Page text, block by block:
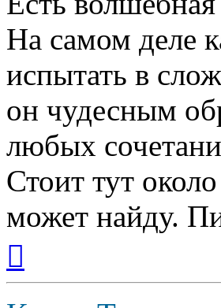
На самом деле
испытать в
он чудесным
любых
Стоит тут
может найду.
началу